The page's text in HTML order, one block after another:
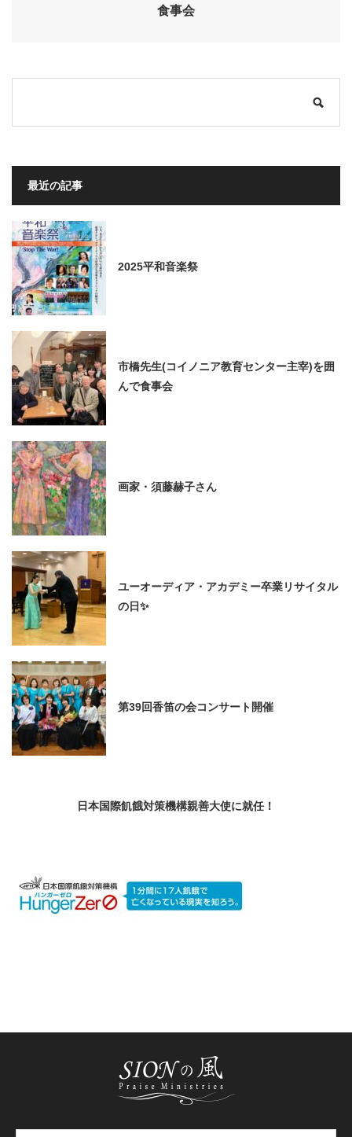
食事会
最近の記事
2025平和音楽祭
市橋先生(コイノニア教育センター主宰)を囲
んで食事会
画家・須藤赫子さん
ユーオーディア・アカデミー卒業リサイタル
の日✨
第39回香笛の会コンサート開催
日本国際飢餓対策機構親善大使に就任！